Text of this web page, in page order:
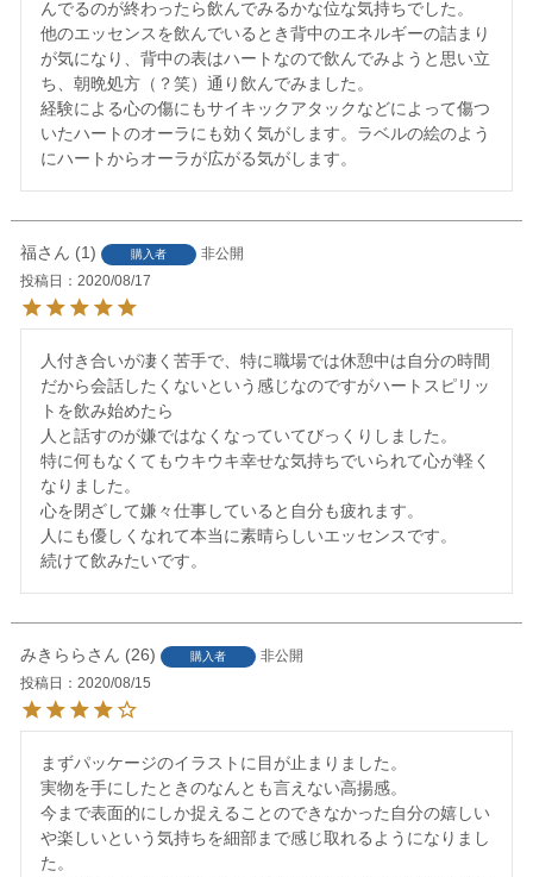
んでるのが終わったら飲んでみるかな位な気持ちでした。
他のエッセンスを飲んでいるとき背中のエネルギーの詰まり
が気になり、背中の表はハートなので飲んでみようと思い立
ち、朝晩処方（？笑）通り飲んでみました。
経験による心の傷にもサイキックアタックなどによって傷つ
いたハートのオーラにも効く気がします。ラベルの絵のよう
にハートからオーラが広がる気がします。
福 1 購入者
非公開
投稿日
2020/08/17
人付き合いが凄く苦手で、特に職場では休憩中は自分の時間
だから会話したくないという感じなのですがハートスピリッ
トを飲み始めたら
人と話すのが嫌ではなくなっていてびっくりしました。
特に何もなくてもウキウキ幸せな気持ちでいられて心が軽く
なりました。
心を閉ざして嫌々仕事していると自分も疲れます。
人にも優しくなれて本当に素晴らしいエッセンスです。
続けて飲みたいです。
みきらら 26 購入者
非公開
投稿日
2020/08/15
まずパッケージのイラストに目が止まりました。
実物を手にしたときのなんとも言えない高揚感。
今まで表面的にしか捉えることのできなかった自分の嬉しい
や楽しいという気持ちを細部まで感じ取れるようになりまし
た。